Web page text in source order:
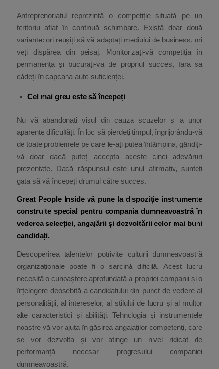
Antreprenoriatul reprezintă o competiție situată pe un
teritoriu aflat în continuă schimbare. Există doar două
variante: ori reușiți să vă adaptați mediului de business, ori
veți dispărea din peisaj. Monitorizați-vă competiția în
permanență și bucurați-vă de propriul succes, fără să
cădeți în capcana auto-suficienței.
Cel mai greu este să începeți
Nu vă abandonați visul din cauza scuzelor și a unor
aparente dificultăți. În loc să pierdeți timpul, îngrijorându-vă
de toate problemele pe care le-ați putea întâmpina, gândiți-
vă doar dacă puteți accepta aceste cinci adevăruri
prezentate. Dacă răspunsul este unul afirmativ, sunteți
gata să vă începeți drumul către succes.
Great People Inside vă pune la dispoziție instrumente
construite special pentru compania dumneavoastră în
vederea selecției, angajării și dezvoltării celor mai buni
candidați.
Descoperirea talentelor potrivite culturii dumneavoastră
organizaționale poate fi o sarcină dificilă. Acest lucru
necesită o cunoaștere aprofundată a propriei companii și o
înțelegere deosebită a candidatului din punct de vedere al
personalității, al intereselor, al stilului de lucru și al multor
alte caracteristici și abilități. Tehnologia și instrumentele
noastre vă vor ajuta în găsirea angajaților competenți, care
se vor dezvolta și vor atinge un nivel ridicat de
performanță necesar progresului companiei
dumneavoastră.